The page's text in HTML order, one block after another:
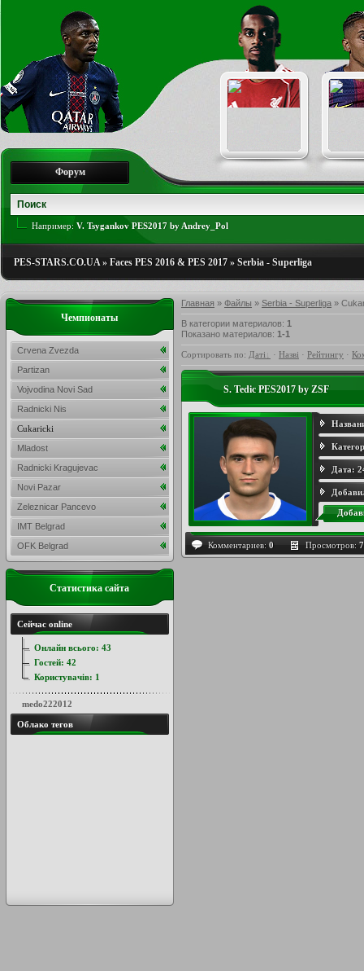
Форум
Например: V. Tsygankov PES2017 by Andrey_Pol
PES-STARS.CO.UA» Faces PES 2016 & PES 2017 » Serbia - Superliga
Главная » Файлы » Serbia - Superliga »
В категории материалов: 1
Показано материалов: 1-1
Сортировать по: Даті · Назві · Рейтингу ·
S. Tedic PES2017 by ZSF
Дата:
Комментариев: 0 Просмотров:
Чемпионаты
Crvena Zvezda
Partizan
Vojvodina Novi Sad
Radnicki Nis
Cukaricki
Mladost
Radnicki Kragujevac
Novi Pazar
Zeleznicar Pancevo
IMT Belgrad
OFK Belgrad
Статистика сайта
Сейчас online
Онлайн всього: 43
Гостей: 42
Користувачів: 1
medo222012
Облако тегов